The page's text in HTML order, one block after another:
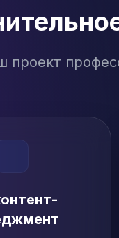
проект